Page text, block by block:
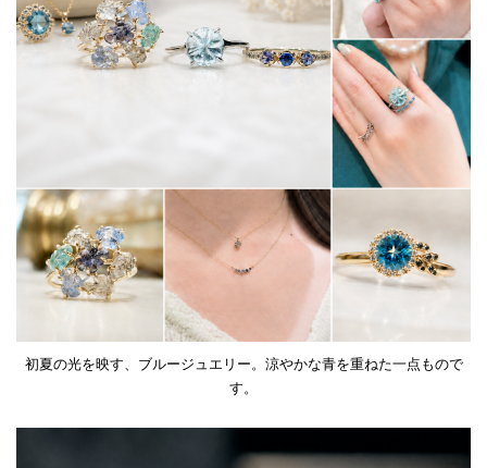
初夏の光を映す、ブルージュエリー。涼やかな青を重ねた一点もので
す。